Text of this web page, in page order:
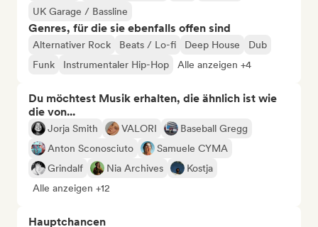
UK Garage / Bassline
Genres, für die sie ebenfalls offen sind
Alternativer Rock Beats / Lo-fi Deep House
Dub
Funk
Instrumentaler Hip-Hop Alle anzeigen +4
Du möchtest Musik erhalten, die ähnlich ist wie
die von...
Jorja Smith VALORI
Baseball Gregg
Anton Sconosciuto
Samuele CYMA
Grindalf
Nia Archives
Kostja
Alle anzeigen +12
Hauptchancen